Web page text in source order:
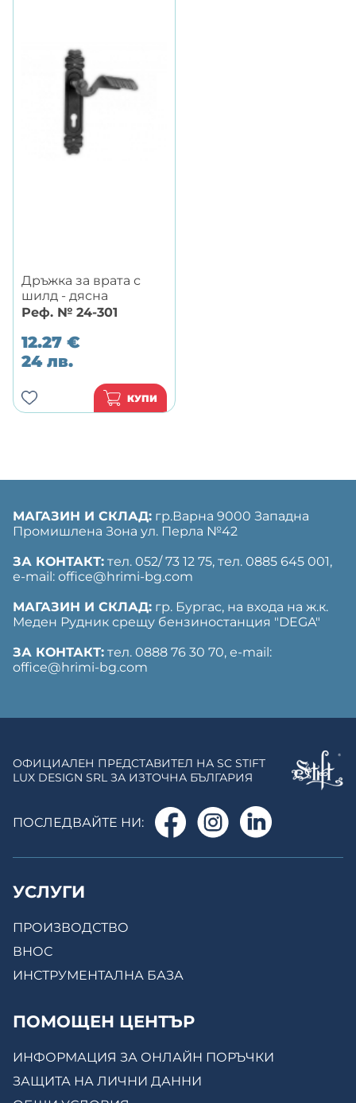
Дръжка за врата с
шилд - дясна
Реф. № 24-301
12.27 €
24 лв.
КУПИ
МАГАЗИН И СКЛАД: гр.Варна 9000 Западна
Промишлена Зона ул. Перла №42
ЗА КОНТАКТ: тел. 052/ 73 12 75, тел. ‎0885 645 001,
е-mail: office@hrimi-bg.com
МАГАЗИН И СКЛАД: гр. Бургас, на входа на ж.к.
Меден Рудник срещу бензиностанция "DEGA"
ЗА КОНТАКТ: тел. 0888 76 30 70, е-mail:
office@hrimi-bg.com
ОФИЦИАЛЕН ПРЕДСТАВИТЕЛ НА SC STIFT
LUX DESIGN SRL ЗА ИЗТОЧНА БЪЛГАРИЯ
ПОСЛЕДВАЙТЕ НИ:
УСЛУГИ
ПРОИЗВОДСТВО
ВНОС
ИНСТРУМЕНТАЛНА БАЗА
ПОМОЩЕН ЦЕНТЪР
ИНФОРМАЦИЯ ЗА ОНЛАЙН ПОРЪЧКИ
ЗАЩИТА НА ЛИЧНИ ДАННИ